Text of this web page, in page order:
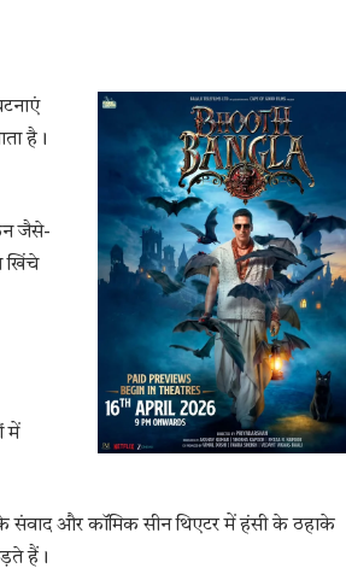
है।
जैसे-
खिंचे
में
संवाद और कॉमिक सीन थिएटर में हंसी के ठहाके
हैं।